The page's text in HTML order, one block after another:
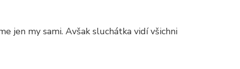
jen my sami. Avšak sluchátka vidí všichni